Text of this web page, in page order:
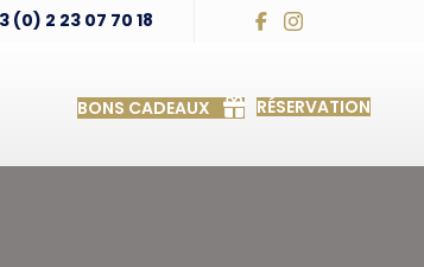
(0) 2 23 07 70 18
BONS CADEAUX RÉSERVATION